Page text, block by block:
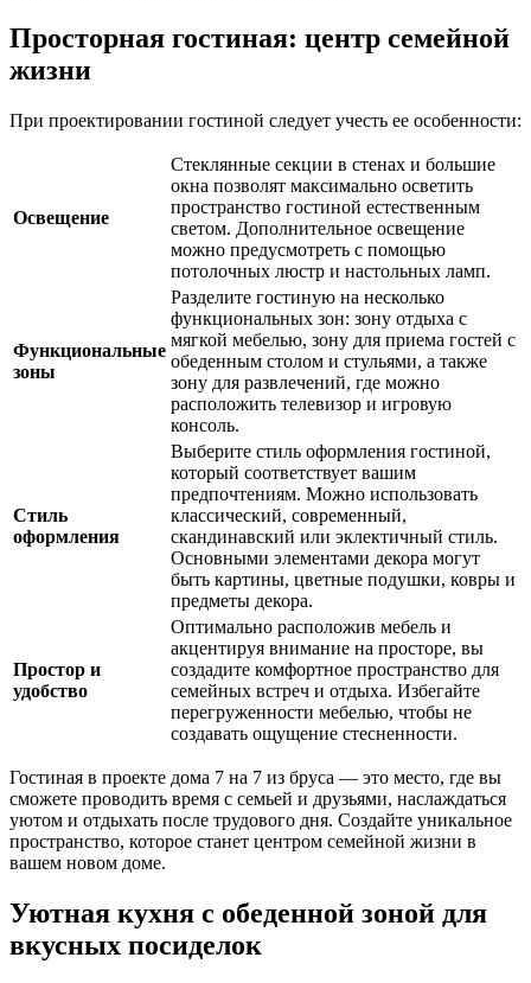
Просторная гостиная: центр семейной
жизни
При проектировании гостиной следует учесть ее особенности:
Освещение
Стеклянные секции в стенах и большие
окна позволят максимально осветить
пространство гостиной естественным
светом. Дополнительное освещение
можно предусмотреть с помощью
потолочных люстр и настольных ламп.
Функциональные
зоны
Разделите гостиную на несколько
функциональных зон: зону отдыха с
мягкой мебелью, зону для приема гостей с
обеденным столом и стульями, а также
зону для развлечений, где можно
расположить телевизор и игровую
консоль.
Стиль
оформления
Выберите стиль оформления гостиной,
который соответствует вашим
предпочтениям. Можно использовать
классический, современный,
скандинавский или эклектичный стиль.
Основными элементами декора могут
быть картины, цветные подушки, ковры и
предметы декора.
Простор и
удобство
Оптимально расположив мебель и
акцентируя внимание на просторе, вы
создадите комфортное пространство для
семейных встреч и отдыха. Избегайте
перегруженности мебелью, чтобы не
создавать ощущение стесненности.
Гостиная в проекте дома 7 на 7 из бруса — это место, где вы
сможете проводить время с семьей и друзьями, наслаждаться
уютом и отдыхать после трудового дня. Создайте уникальное
пространство, которое станет центром семейной жизни в
вашем новом доме.
Уютная кухня с обеденной зоной для
вкусных посиделок